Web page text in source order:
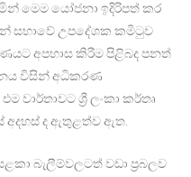
මෙම යෝජනා ඉදිරිපත් කර
සභාවේ උපදේශක කමිටුව
අපහාස කිරීම පිළිබද පනත්
විසින් අධිකරණ
වාර්තාවට ශ්‍රී ලංකා කර්තෘ
අදහස් ද ඇතුළත්ව ඇත.
බැලීම්වලටත් වඩා ප්‍රබලව